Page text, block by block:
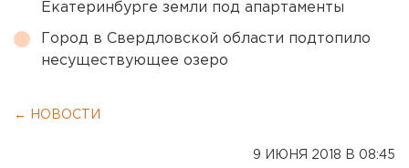
Екатеринбурге земли под апартаменты
Город в Свердловской области подтопило
несуществующее озеро
← НОВОСТИ
9 ИЮНЯ 2018 В 08:45